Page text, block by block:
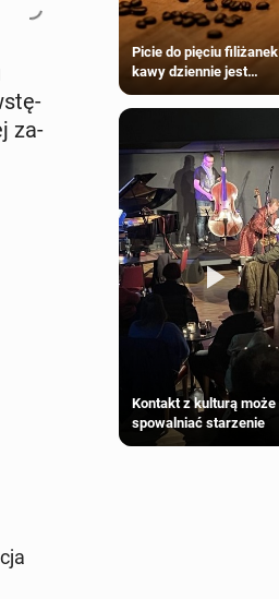
za­
Picie do pięciu filiżanek
kawy dziennie jest
większości dorosłych
Kontakt z kulturą może
spowalniać starzenie